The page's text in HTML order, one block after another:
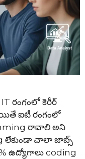
రంగంలో కెరీర్
ఐటీ రంగంలో
రావాలి అని
లేకుండా చాలా జాబ్స్
ఉద్యోగాలు coding